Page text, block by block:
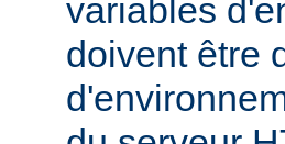
variables
doivent être